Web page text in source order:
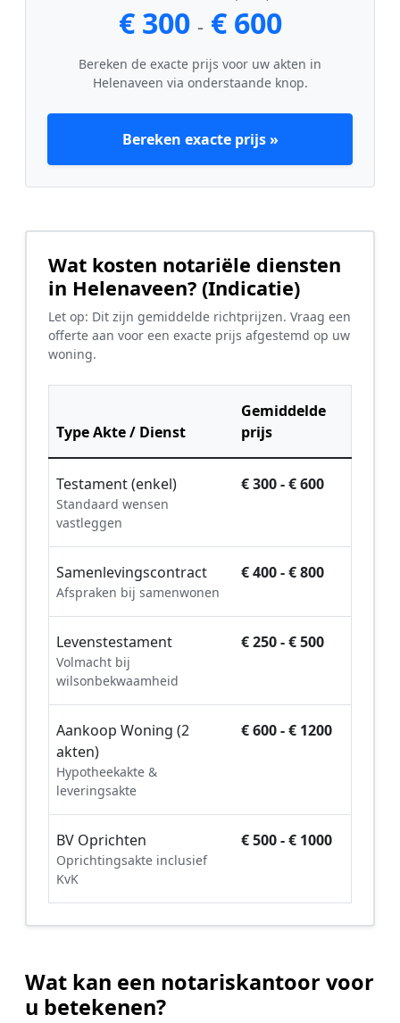
€ 300 - € 600
Bereken de exacte prijs voor uw akten in
Helenaveen via onderstaande knop.
Bereken exacte prijs »
Wat kosten notariële diensten
in Helenaveen? (Indicatie)
Let op: Dit zijn gemiddelde richtprijzen. Vraag een
offerte aan voor een exacte prijs afgestemd op uw
woning.
Type Akte / Dienst
Gemiddelde
prijs
Testament (enkel)
Standaard wensen
vastleggen
€ 300 - € 600
Samenlevingscontract
Afspraken bij samenwonen
€ 400 - € 800
Levenstestament
Volmacht bij
wilsonbekwaamheid
€ 250 - € 500
Aankoop Woning (2
akten)
Hypotheekakte &
leveringsakte
€ 600 - € 1200
BV Oprichten
Oprichtingsakte inclusief
KvK
€ 500 - € 1000
Wat kan een notariskantoor voor
u betekenen?